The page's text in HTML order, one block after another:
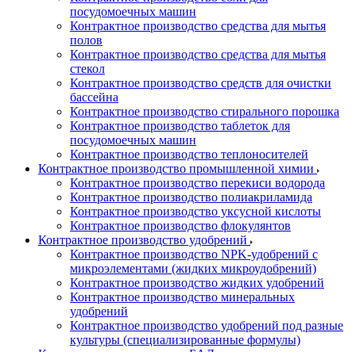
посудомоечных машин
Контрактное производство средства для мытья
полов
Контрактное производство средства для мытья
стекол
Контрактное производство средств для очистки
бассейна
Контрактное производство стирального порошка
Контрактное производство таблеток для
посудомоечных машин
Контрактное производство теплоносителей
Контрактное производство промышленной химии
Контрактное производство перекиси водорода
Контрактное производство полиакриламида
Контрактное производство уксусной кислоты
Контрактное производство флокулянтов
Контрактное производство удобрений
Контрактное производство NPK-удобрений с
микроэлементами (жидких микроудобрений)
Контрактное производство жидких удобрений
Контрактное производство минеральных
удобрений
Контрактное производство удобрений под разные
культуры (специализированные формулы)